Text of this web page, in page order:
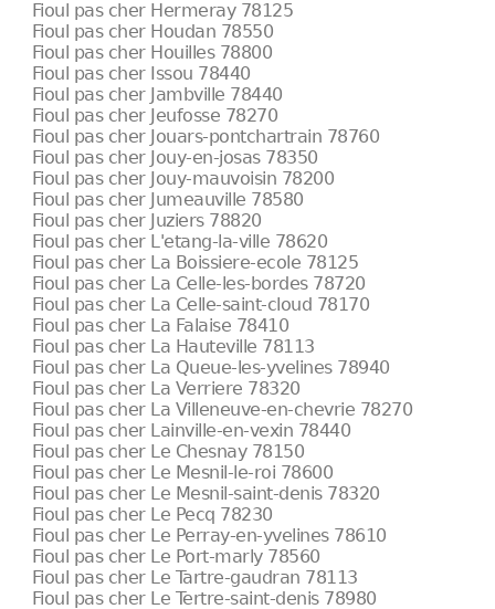
Fioul pas cher Hermeray 78125
Fioul pas cher Houdan 78550
Fioul pas cher Houilles 78800
Fioul pas cher Issou 78440
Fioul pas cher Jambville 78440
Fioul pas cher Jeufosse 78270
Fioul pas cher Jouars-pontchartrain 78760
Fioul pas cher Jouy-en-josas 78350
Fioul pas cher Jouy-mauvoisin 78200
Fioul pas cher Jumeauville 78580
Fioul pas cher Juziers 78820
Fioul pas cher L'etang-la-ville 78620
Fioul pas cher La Boissiere-ecole 78125
Fioul pas cher La Celle-les-bordes 78720
Fioul pas cher La Celle-saint-cloud 78170
Fioul pas cher La Falaise 78410
Fioul pas cher La Hauteville 78113
Fioul pas cher La Queue-les-yvelines 78940
Fioul pas cher La Verriere 78320
Fioul pas cher La Villeneuve-en-chevrie 78270
Fioul pas cher Lainville-en-vexin 78440
Fioul pas cher Le Chesnay 78150
Fioul pas cher Le Mesnil-le-roi 78600
Fioul pas cher Le Mesnil-saint-denis 78320
Fioul pas cher Le Pecq 78230
Fioul pas cher Le Perray-en-yvelines 78610
Fioul pas cher Le Port-marly 78560
Fioul pas cher Le Tartre-gaudran 78113
Fioul pas cher Le Tertre-saint-denis 78980